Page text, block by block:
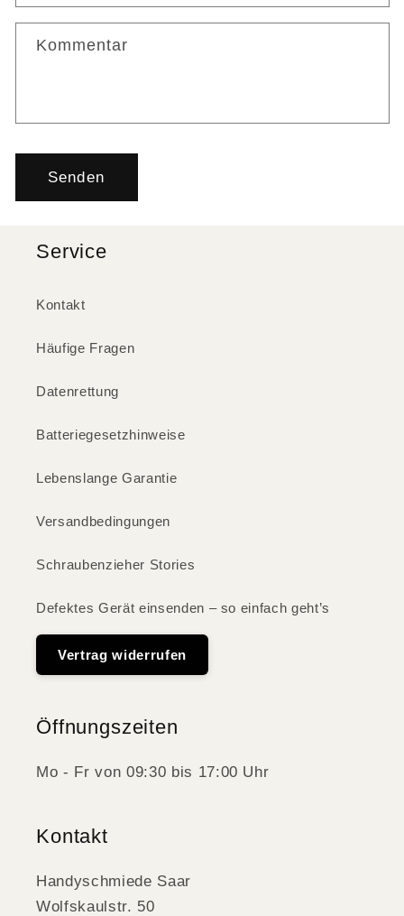
Kommentar
Senden
Service
Kontakt
Häufige Fragen
Datenrettung
Batteriegesetzhinweise
Lebenslange Garantie
Versandbedingungen
Schraubenzieher Stories
Defektes Gerät einsenden – so einfach geht’s
Vertrag widerrufen
Öffnungszeiten
Mo - Fr von 09:30 bis 17:00 Uhr
Kontakt
Handyschmiede Saar
Wolfskaulstr. 50